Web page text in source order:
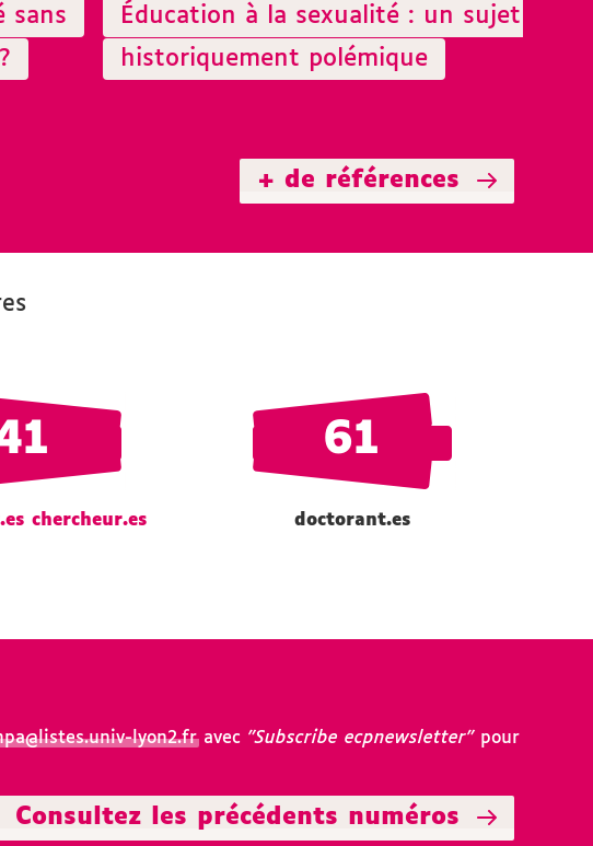
sans
Éducation à la sexualité : un sujet
historiquement polémique
+ de références
chercheur.es
61
doctorant.es
lyon2.fravec "Subscribe ecpnewsletter"pour
Consultez les précédents numéros